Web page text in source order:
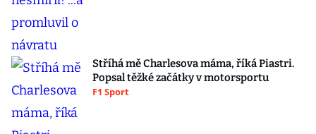
Stříhá mě Charlesova máma, říká Piastri.
Popsal těžké začátky v motorsportu
F1 Sport